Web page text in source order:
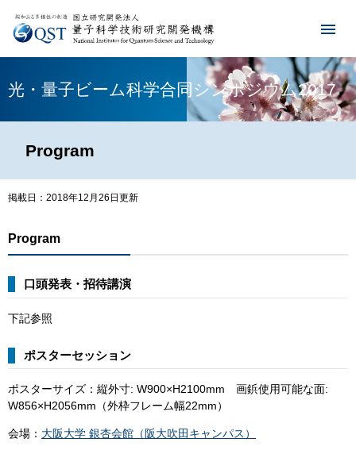
光・量子ビーム科学合同シンポジウム2017
Program
掲載日：2018年12月26日更新
Program
口頭発表・招待講演
下記参照
ポスターセッション
ポスターサイズ：縦外寸: W900×H2100mm 画鋲使用可能な面:
W856×H2056mm（外枠フレーム幅22mm）
会場： 大阪大学 銀杏会館（阪大吹田キャンパス）